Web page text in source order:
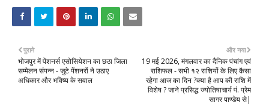
और नया
19 मई 2026, मंगलवार का दैनिक पंचांग एवं
राशिफल - सभी १२ राशियों के लिए कैसा
रहेगा आज का दिन ?क्या है आप की राशि में
विशेष ? जाने प्रसिद्ध ज्योतिषाचार्य पं. प्रेम
सागर पाण्डेय से|
पुराने
भोजपुर में पेंशनर्स एसोसियेशन का छठा जिला
सम्मेलन संपन्न - जुटे पेंशनरों ने उठाए
अधिकार और भविष्य के सवाल